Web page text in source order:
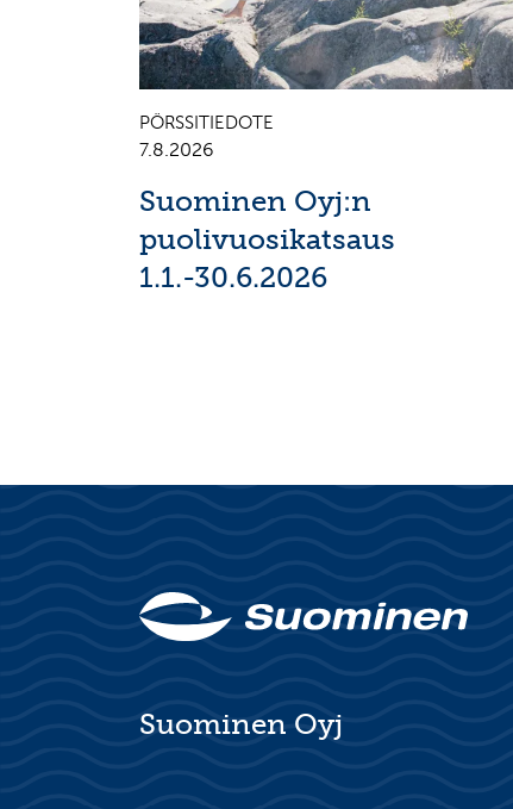
PÖRSSITIEDOTE
7.8.2026
Suominen Oyj:n
puolivuosikatsaus
1.1.-30.6.2026
Suominen Oyj